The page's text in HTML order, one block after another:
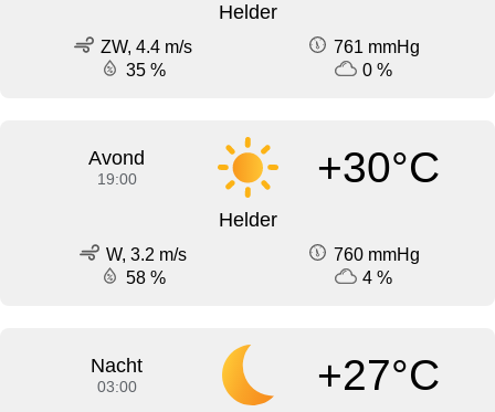
Helder
ZW, 4.4 m/s
761 mmHg
35 %
0 %
Avond
19:00 +30°C
Helder
W, 3.2 m/s
760 mmHg
58 %
4 %
Nacht
03:00 +27°C